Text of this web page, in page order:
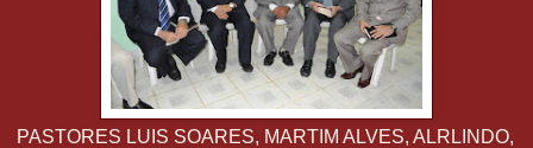
PASTORES LUIS SOARES, MARTIM ALVES, ALRLINDO,